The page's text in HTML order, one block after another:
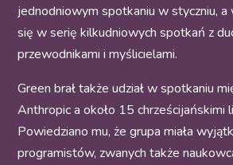
jednodniowym spotkaniu w styczniu, a
się w serię kilkudniowych spotkań z
przewodnikami i myślicielami.
Green brał także udział w spotkaniu
Anthropic a około 15 chrześcijańskimi
Powiedziano mu, że grupa miała
programistów, zwanych także